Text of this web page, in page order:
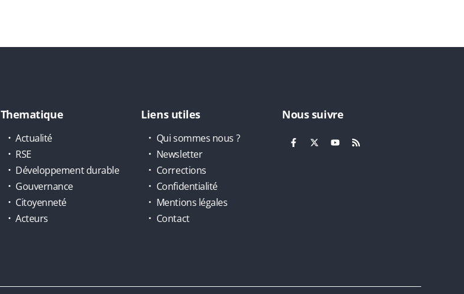
Thematique
Actualité
RSE
Développement durable
Gouvernance
Citoyenneté
Acteurs
Liens utiles
Qui sommes nous ?
Newsletter
Corrections
Confidentialité
Mentions légales
Contact
Nous suivre